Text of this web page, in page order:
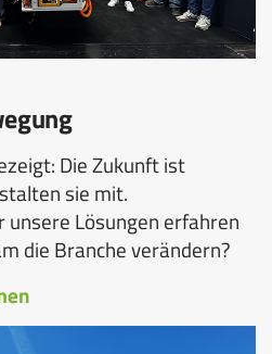
Die Zukunft ist
sie mit.
unsere Lösungen erfahren
die Branche verändern?